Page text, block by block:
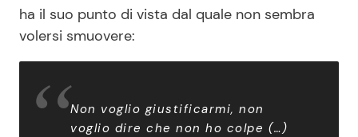
ha il suo punto di vista dal quale non sembra
volersi smuovere:
Non voglio giustificarmi, non
voglio dire che non ho colpe (…)